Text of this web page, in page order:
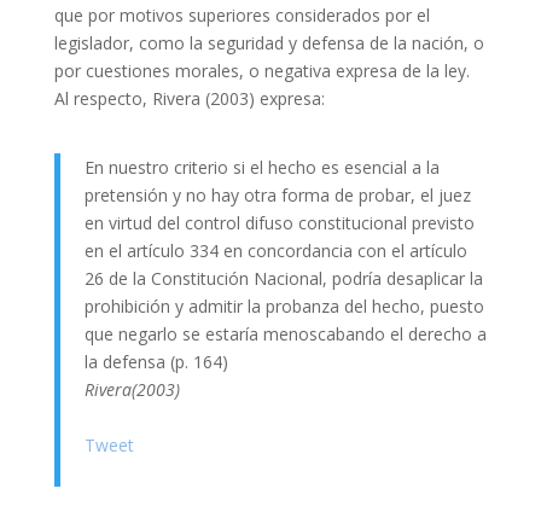
que por motivos superiores considerados por el
legislador, como la seguridad y defensa de la nación, o
por cuestiones morales, o negativa expresa de la ley.
Al respecto, Rivera (2003) expresa:
En nuestro criterio si el hecho es esencial a la
pretensión y no hay otra forma de probar, el juez
en virtud del control difuso constitucional previsto
en el artículo 334 en concordancia con el artículo
26 de la Constitución Nacional, podría desaplicar la
prohibición y admitir la probanza del hecho, puesto
que negarlo se estaría menoscabando el derecho a
la defensa (p. 164)
Rivera(2003)
Tweet